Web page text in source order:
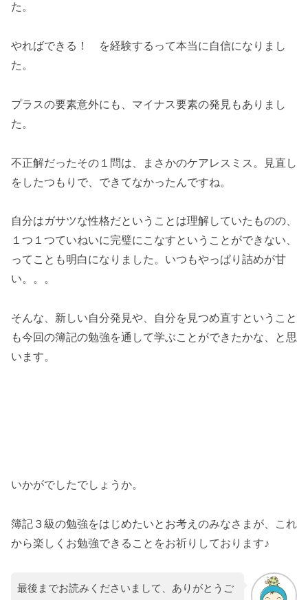
た。
やればできる！ を経験するって本当に自信になりまし
た。
プラスの要素意外にも、マイナス要素の発見もありまし
た。
不正解だったその１問は、まさかのケアレスミス。見直し
をしたつもりで、できてなかったんですね。
自分はガサツな性格だということは理解していたものの、
１つ１つていねいに完璧にこなすということができない、
ってことも明白になりました。いつもやっぱり詰めが甘
い。。。
そんな、新しい自分発見や、自分を見つめ直すということ
も今回の簿記の勉強を通して学ぶことができたかな、と思
います。
いかがでしたでしょうか。
簿記３級の勉強をはじめたいとお考えのみなさまが、これ
から楽しくお勉強できることをお祈りしております♪
最後までお読みくださいまして、ありがとうご